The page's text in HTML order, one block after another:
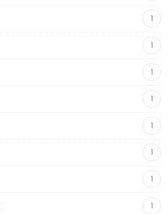
1
1
1
1
1
1
1
1